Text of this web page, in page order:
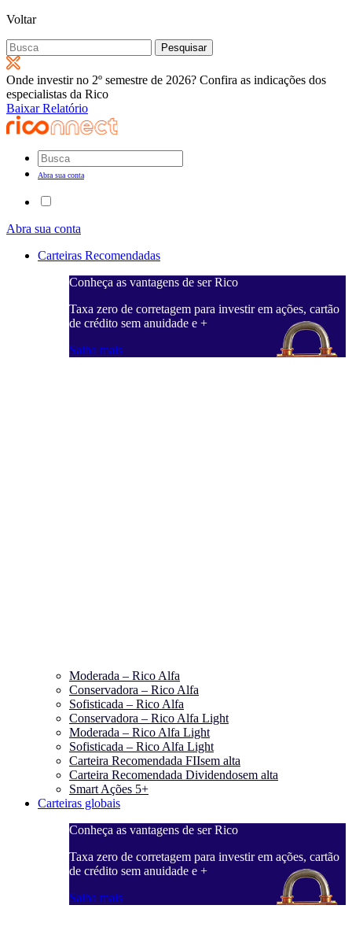
Voltar
Pesquisar
por:
Onde investir no 2º semestre de 2026? Confira as indicações dos
especialistas da Rico
Baixar Relatório
Abra sua conta
Abra sua conta
Carteiras Recomendadas
Conheça as vantagens de ser Rico
Taxa zero de corretagem para investir em ações, cartão
de crédito sem anuidade e +
Saiba mais
Moderada – Rico Alfa
Conservadora – Rico Alfa
Sofisticada – Rico Alfa
Conservadora – Rico Alfa Light
Moderada – Rico Alfa Light
Sofisticada – Rico Alfa Light
Carteira Recomendada FIIsem alta
Carteira Recomendada Dividendosem alta
Smart Ações 5+
Carteiras globais
Conheça as vantagens de ser Rico
Taxa zero de corretagem para investir em ações, cartão
de crédito sem anuidade e +
Saiba mais